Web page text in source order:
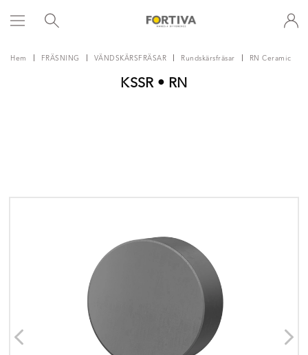
Hem FRÄSNING VÄNDSKÄRSFRÄSAR Rundskärsfräsar RN Ceramic
KSSR • RN